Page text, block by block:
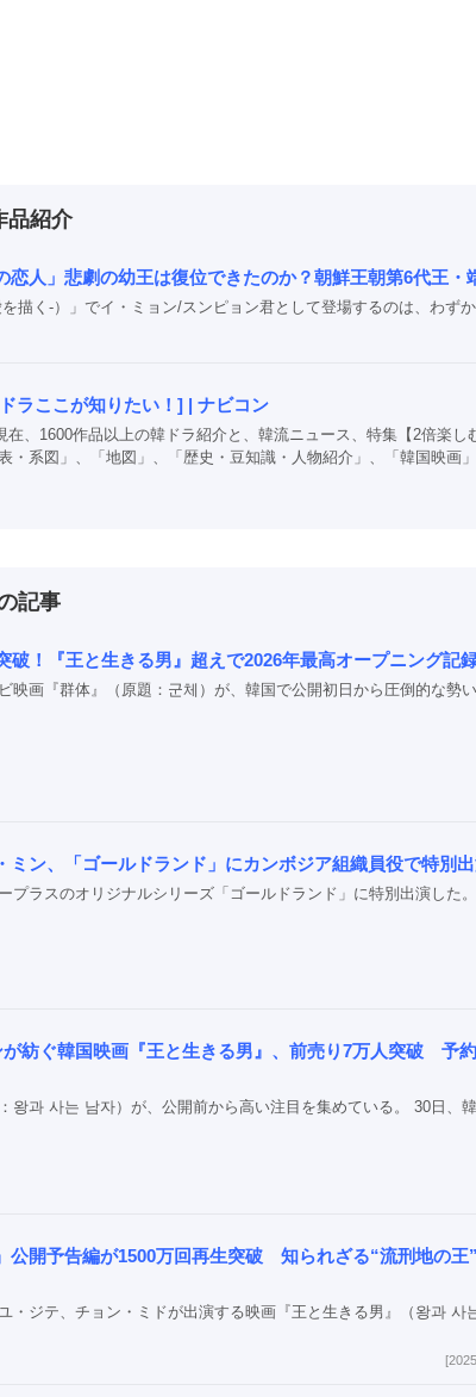
品紹介
恋人」悲劇の幼王は復位できたのか？朝鮮王朝第6代王・
を描く-）」でイ・ミョン/スンピョン君として登場するのは、わず
ラここが知りたい！] | ナビコン
在、1600作品以上の韓ドラ紹介と、韓流ニュース、特集【2倍楽し
・系図」、「地図」、「歴史・豆知識・人物紹介」、「韓国映画
記事
破！『王と生きる男』超えで2026年最高オープニング記
映画『群体』（原題：군체）が、韓国で公開初日から圧倒的な勢
ミン、「ゴールドランド」にカンボジア組織員役で特別
プラスのオリジナルシリーズ「ゴールドランド」に特別出演した
紡ぐ韓国映画『王と生きる男』、前売り7万人突破 予
왕과 사는 남자）が、公開前から高い注目を集めている。 30日、
公開予告編が1500万回再生突破 知られざる“流刑地の王
・ジテ、チョン・ミドが出演する映画『王と生きる男』（왕과 사